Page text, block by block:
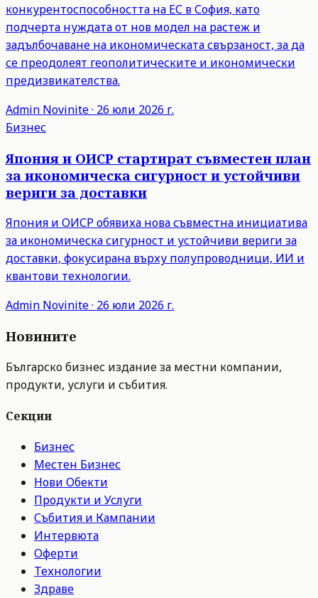
конкурентоспособността на ЕС в София, като
подчерта нуждата от нов модел на растеж и
задълбочаване на икономическата свързаност, за да
се преодолеят геополитическите и икономически
предизвикателства.
Admin Novinite· 26 юли 2026 г.
Бизнес
Япония и ОИСР стартират съвместен план
за икономическа сигурност и устойчиви
вериги за доставки
Япония и ОИСР обявиха нова съвместна инициатива
за икономическа сигурност и устойчиви вериги за
доставки, фокусирана върху полупроводници, ИИ и
квантови технологии.
Admin Novinite· 26 юли 2026 г.
Новините
Българско бизнес издание за местни компании,
продукти, услуги и събития.
Секции
Бизнес
Местен Бизнес
Нови Обекти
Продукти и Услуги
Събития и Кампании
Интервюта
Оферти
Технологии
Здраве